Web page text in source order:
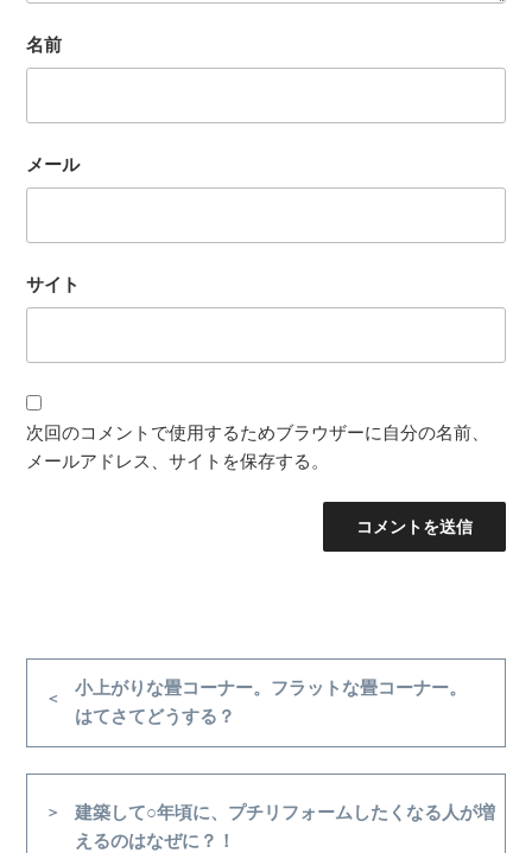
名前
メール
サイト
次回のコメントで使用するためブラウザーに自分の名前、
メールアドレス、サイトを保存する。
投
ビ
ー
前
の
小上がりな畳コーナー。フラットな畳コーナー。
はてさてどうする？
次
の
建築して○年頃に、プチリフォームしたくなる人が増
えるのはなぜに？！